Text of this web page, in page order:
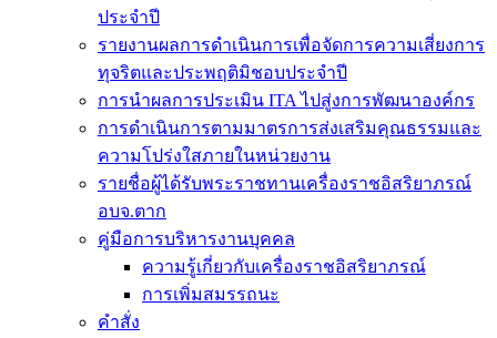
ประจำปี
รายงานผลการดำเนินการเพื่อจัดการความเสี่ยงการ
ทุจริตและประพฤติมิชอบประจำปี
การนำผลการประเมิน ITA ไปสู่งการพัฒนาองค์กร
การดำเนินการตามมาตรการส่งเสริมคุณธรรมและ
ความโปร่งใสภายในหน่วยงาน
รายชื่อผู้ได้รับพระราชทานเครื่องราชอิสริยาภรณ์
อบจ.ตาก
คู่มือการบริหารงานบุคคล
ความรู้เกี่ยวกับเครื่องราชอิสริยาภรณ์
การเพิ่มสมรรถนะ
คำสั่ง